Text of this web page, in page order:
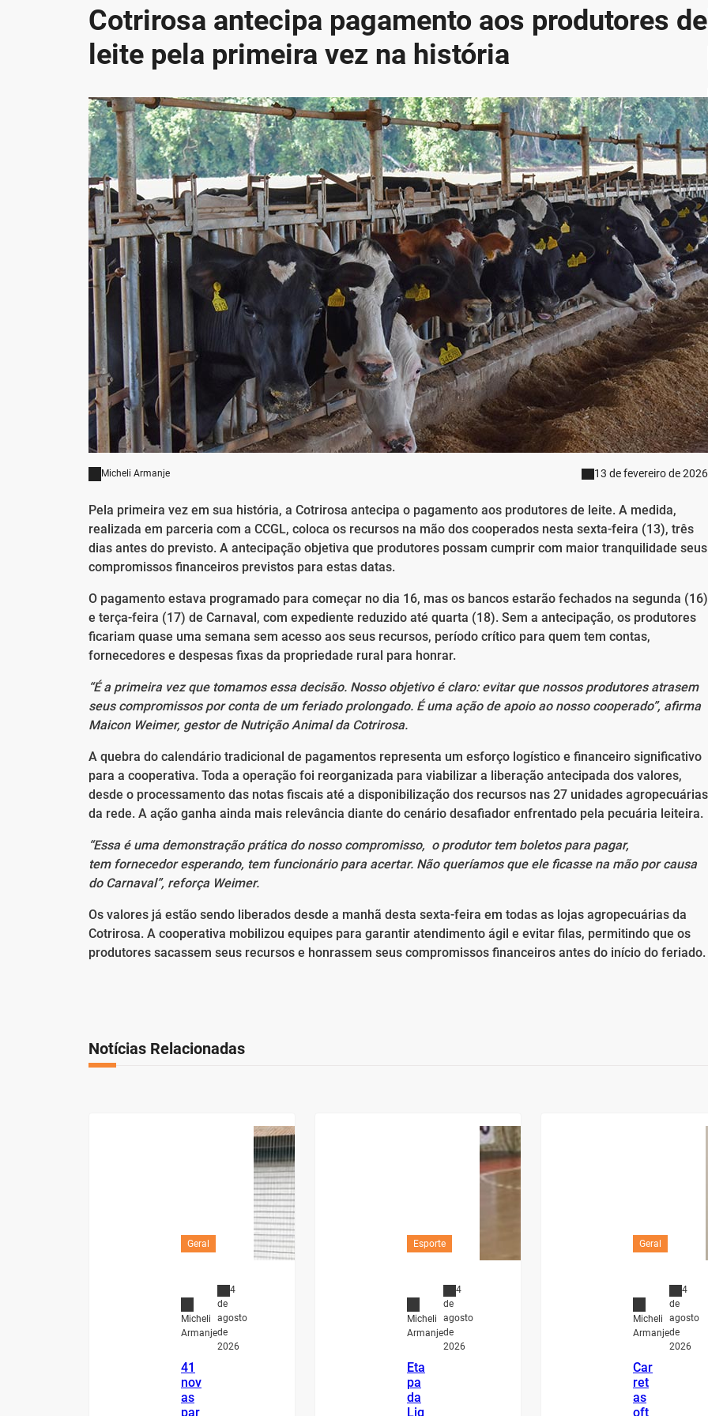
Cotrirosa antecipa pagamento aos produtores de
leite pela primeira vez na história
Micheli Armanje 13 de fevereiro de 2026
Pela primeira vez em sua história, a Cotrirosa antecipa o pagamento aos produtores de leite. A medida,
realizada em parceria com a CCGL, coloca os recursos na mão dos cooperados nesta sexta-feira (13), três
dias antes do previsto. A antecipação objetiva que produtores possam cumprir com maior tranquilidade seus
compromissos financeiros previstos para estas datas.
O pagamento estava programado para começar no dia 16, mas os bancos estarão fechados na segunda (16)
e terça-feira (17) de Carnaval, com expediente reduzido até quarta (18). Sem a antecipação, os produtores
ficariam quase uma semana sem acesso aos seus recursos, período crítico para quem tem contas,
fornecedores e despesas fixas da propriedade rural para honrar.
“É a primeira vez que tomamos essa decisão. Nosso objetivo é claro: evitar que nossos produtores atrasem
seus compromissos por conta de um feriado prolongado. É uma ação de apoio ao nosso cooperado”, afirma
Maicon Weimer, gestor de Nutrição Animal da Cotrirosa.
A quebra do calendário tradicional de pagamentos representa um esforço logístico e financeiro significativo
para a cooperativa. Toda a operação foi reorganizada para viabilizar a liberação antecipada dos valores,
desde o processamento das notas fiscais até a disponibilização dos recursos nas 27 unidades agropecuárias
da rede. A ação ganha ainda mais relevância diante do cenário desafiador enfrentado pela pecuária leiteira.
“Essa é uma demonstração prática do nosso compromisso, o produtor tem boletos para pagar,
tem fornecedor esperando, tem funcionário para acertar. Não queríamos que ele ficasse na mão por causa
do Carnaval”, reforça Weimer.
Os valores já estão sendo liberados desde a manhã desta sexta-feira em todas as lojas agropecuárias da
Cotrirosa. A cooperativa mobilizou equipes para garantir atendimento ágil e evitar filas, permitindo que os
produtores sacassem seus recursos e honrassem seus compromissos financeiros antes do início do feriado.
Notícias Relacionadas
Geral
Micheli
Armanje
4
de
agosto
de
2026
41
nov
as
par
Esporte
Micheli
Armanje
4
de
agosto
de
2026
Eta
pa
da
Lig
Geral
Micheli
Armanje
4
de
agosto
de
2026
Car
ret
as
oft